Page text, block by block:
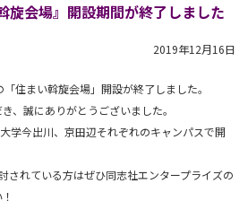
旋会場』開設期間が終了しました
2019年12月16日
住まい斡旋会場」開設が終了しました。
、誠にありがとうございました。
学今出川、京田辺それぞれのキャンパスで開
されている方はぜひ同志社エンタープライズの